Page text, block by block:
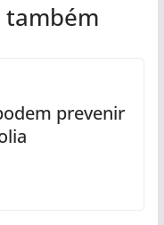
também
prevenir